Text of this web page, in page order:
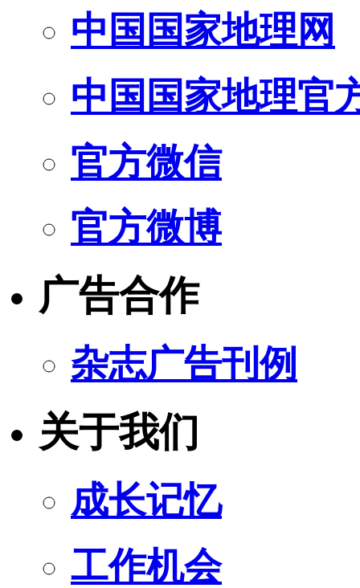
中国国家地理网
中国国家地理官
官方微信
官方微博
广告合作
杂志广告刊例
关于我们
成长记忆
工作机会